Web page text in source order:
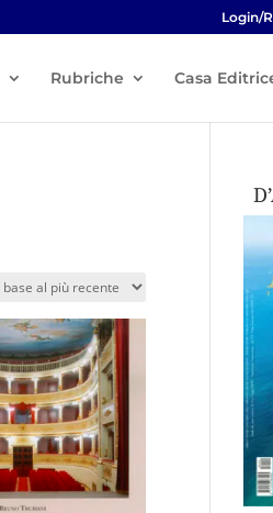
Login/
Rubriche Casa